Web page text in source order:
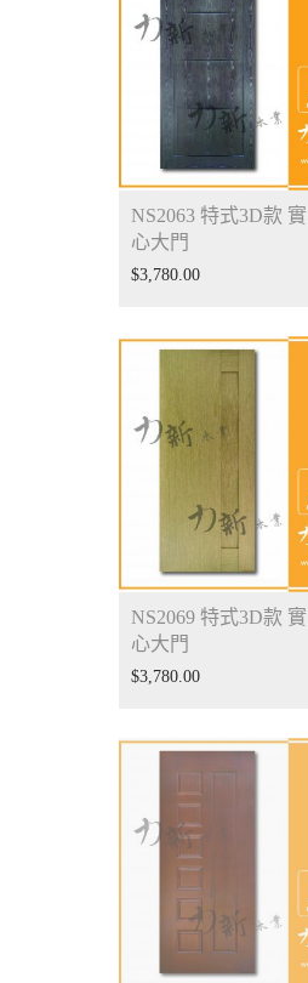
NS2063 特式3D款 實
心大門
$3,780.00
NS2069 特式3D款 實
心大門
$3,780.00